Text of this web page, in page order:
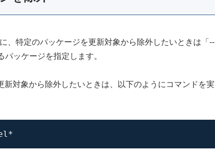
、特定のパッケージを更新対象から除外したいときは「--
ッケージを指定します。
対象から除外したいときは、以下のようにコマンドを実